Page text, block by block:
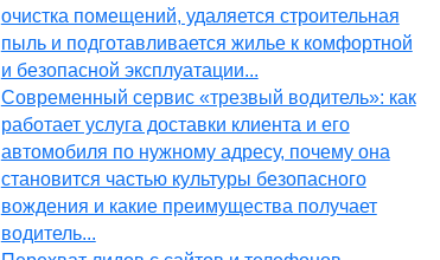
очистка помещений, удаляется строительная
пыль и подготавливается жилье к комфортной
и безопасной эксплуатации...
Современный сервис «трезвый водитель»: как
работает услуга доставки клиента и его
автомобиля по нужному адресу, почему она
становится частью культуры безопасного
вождения и какие преимущества получает
водитель...